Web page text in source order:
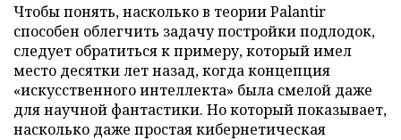
Чтобы понять, насколько в теории Palantir
способен облегчить задачу постройки подлодок,
следует обратиться к примеру, который имел
место десятки лет назад, когда концепция
«искусственного интеллекта» была смелой даже
для научной фантастики. Но который показывает,
насколько даже простая кибернетическая